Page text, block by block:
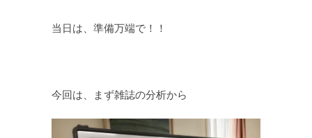
当日は、準備万端で！！
今回は、まず雑誌の分析から